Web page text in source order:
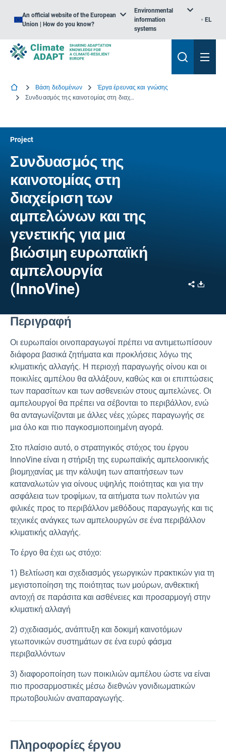
An official website of the European
Union | How do you know?
Environmental
information
systems
EL
Βάση δεδομένων
Έργα έρευνας και γνώσης
Συνδυασμός της καινοτομίας στη διαχείριση των αμπελώνων και της γενετικής για μια βιώσιμη ευρωπαϊκή αμπελουργία
Project
Συνδυασμός της
καινοτομίας στη
διαχείριση των
αμπελώνων και της
γενετικής για μια
βιώσιμη ευρωπαϊκή
αμπελουργία
(InnoVine)
Share
Περιγραφή
Οι ευρωπαίοι οινοπαραγωγοί πρέπει να αντιμετωπίσουν
διάφορα βασικά ζητήματα και προκλήσεις λόγω της
κλιματικής αλλαγής. Η περιοχή παραγωγής οίνου και οι
ποικιλίες αμπέλου θα αλλάξουν, καθώς και οι επιπτώσεις
των παρασίτων και των ασθενειών στους αμπελώνες. Οι
αμπελουργοί θα πρέπει να σέβονται το περιβάλλον, ενώ
θα ανταγωνίζονται με άλλες νέες χώρες παραγωγής σε
μια όλο και πιο παγκοσμιοποιημένη αγορά.
Στο πλαίσιο αυτό, ο στρατηγικός στόχος του έργου
InnoVine είναι η στήριξη της ευρωπαϊκής αμπελοοινικής
βιομηχανίας με την κάλυψη των απαιτήσεων των
καταναλωτών για οίνους υψηλής ποιότητας και για την
ασφάλεια των τροφίμων, τα αιτήματα των πολιτών για
φιλικές προς το περιβάλλον μεθόδους παραγωγής και τις
τεχνικές ανάγκες των αμπελουργών σε ένα περιβάλλον
κλιματικής αλλαγής.
Το έργο θα έχει ως στόχο:
1) Βελτίωση και σχεδιασμός γεωργικών πρακτικών για τη
μεγιστοποίηση της ποιότητας των μούρων, ανθεκτική
αντοχή σε παράσιτα και ασθένειες και προσαρμογή στην
κλιματική αλλαγή
2) σχεδιασμός, ανάπτυξη και δοκιμή καινοτόμων
γεωπονικών συστημάτων σε ένα ευρύ φάσμα
περιβαλλόντων
3) διαφοροποίηση των ποικιλιών αμπέλου ώστε να είναι
πιο προσαρμοστικές μέσω διεθνών γονιδιωματικών
πρωτοβουλιών αναπαραγωγής.
Πληροφορίες έργου